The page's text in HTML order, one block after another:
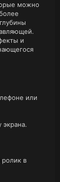
можно
и
или
экрана.
ролик в